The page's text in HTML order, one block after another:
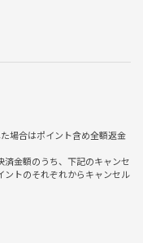
場合はポイント含め全額返金
済金額のうち、下記のキャンセ
ントのそれぞれからキャンセル